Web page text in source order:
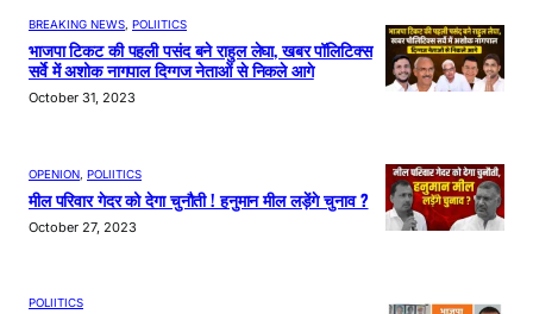
BREAKING NEWS POLIITICS
भाजपा टिकट की पहली पसंद बने राहुल लेघा, खबर पॉलिटिक्स
सर्वे में अशोक नागपाल दिग्गज नेताओं से निकले आगे
October 31, 2023
OPENION POLIITICS
मील परिवार गेदर को देगा चुनौती ! हनुमान मील लड़ेंगे चुनाव ?
October 27, 2023
POLIITICS